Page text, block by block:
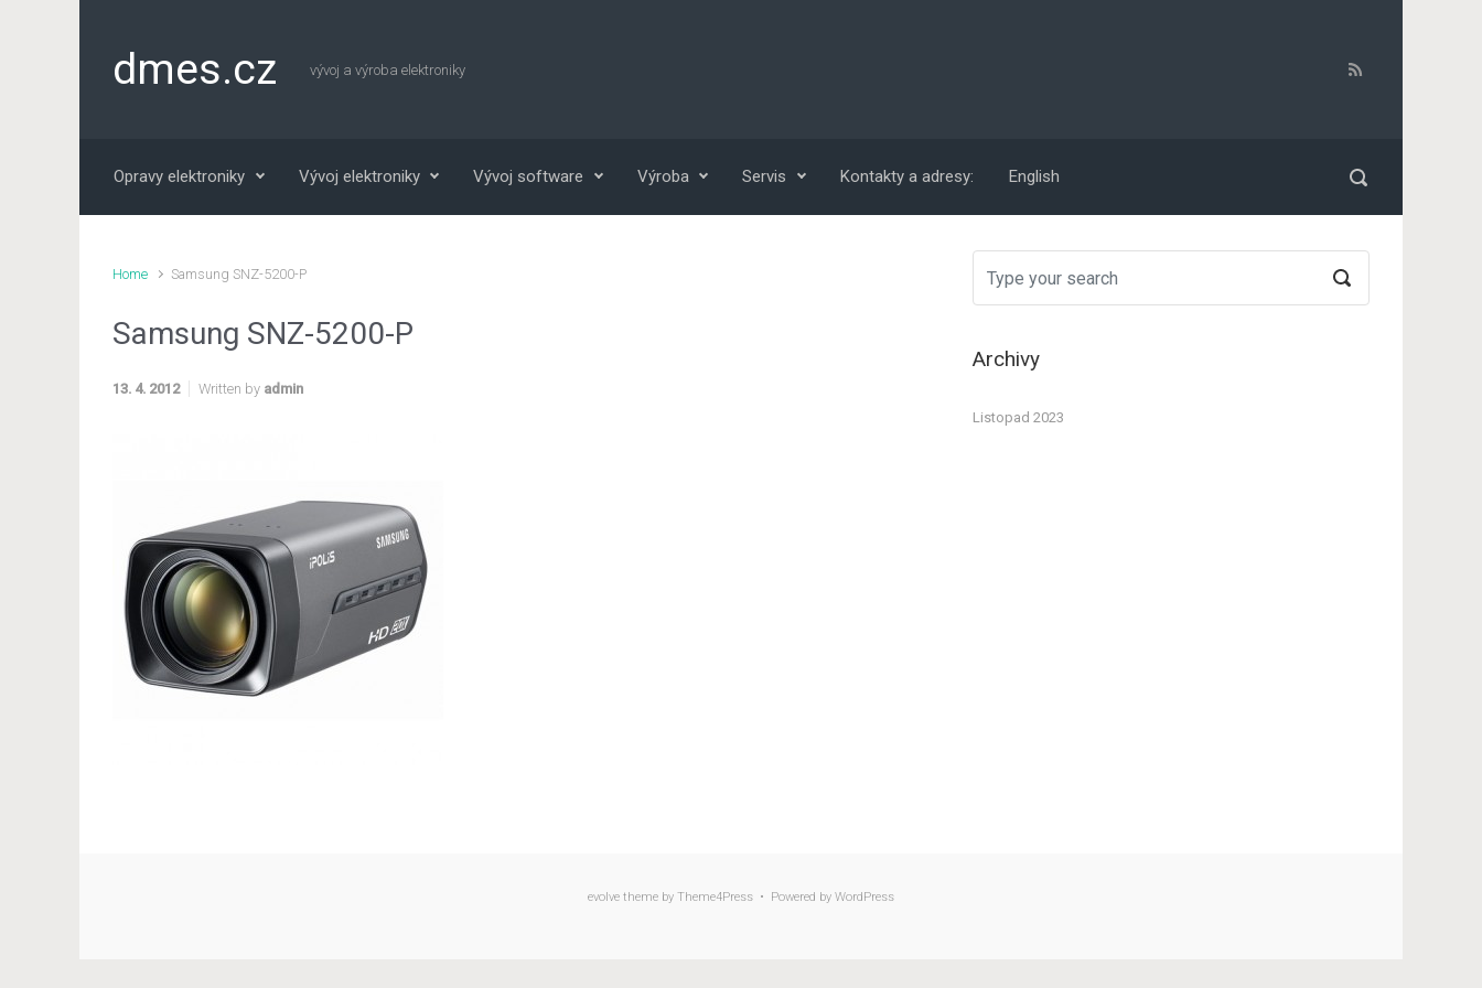
dmes.cz vývoj a výroba elektroniky
Opravy elektroniky Vývoj elektroniky Vývoj software Výroba Servis Kontakty a adresy: English
Home Samsung SNZ-5200-P
Samsung SNZ-5200-P
13. 4. 2012 Written by admin
Archivy
Listopad 2023
evolve theme by Theme4Press • Powered by WordPress